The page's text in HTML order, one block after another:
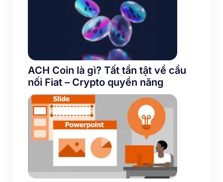
ACH Coin là gì? Tất tần tật về cầu
nối Fiat – Crypto quyền năng